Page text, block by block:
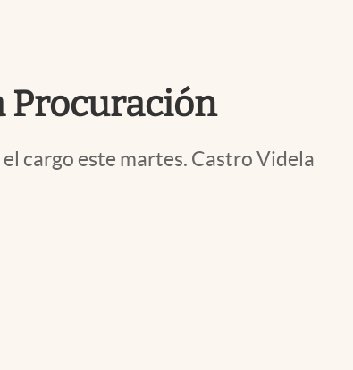
Procuración
cargo este martes. Castro Videla